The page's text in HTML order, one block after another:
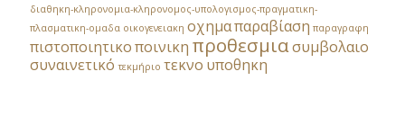
διαθηκη-κληρονομια-κληρονομος-υπολογισμος-πραγματικη-
πλασματικη-ομαδα οικογενειακη οχημαπαραβίαση παραγραφη
πιστοποιητικοποινικη προθεσμιασυμβολαιο
συναινετικό τεκμήριο τεκνο υποθηκη